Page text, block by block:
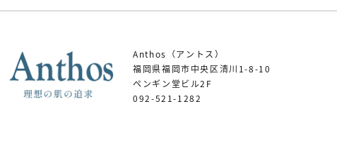
Anthos（アントス）
福岡県福岡市中央区清川1-8-10
ペンギン堂ビル2F
092-521-1282